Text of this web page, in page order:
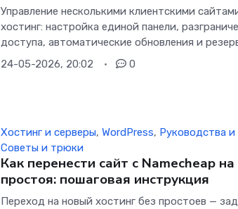
Управление несколькими клиентскими
хостинг: настройка единой панели,
доступа, автоматические обновления и
24-05-2026, 20:02
0
Хостинг и серверы,WordPress, Руководства
Советы и трюки
Как перенести сайт с Namecheap
простоя: пошаговая инструкция
Переход на новый хостинг без простоев —